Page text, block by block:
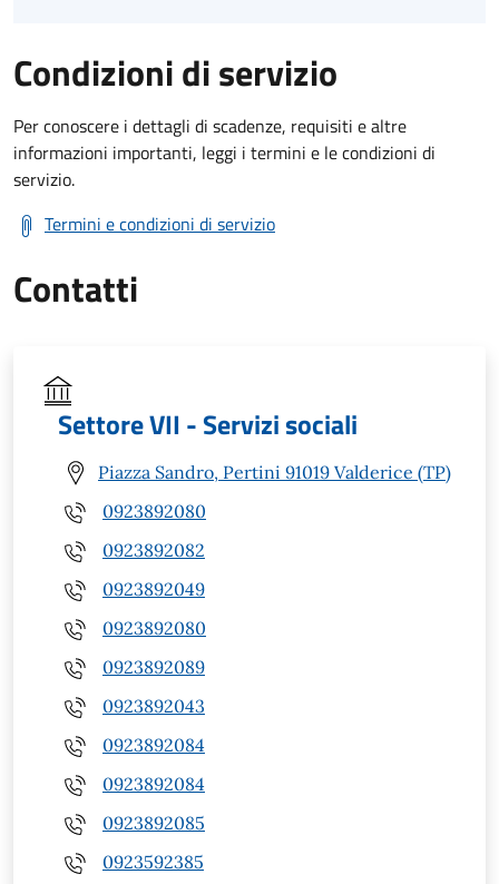
Condizioni di servizio
Per conoscere i dettagli di scadenze, requisiti e altre
informazioni importanti, leggi i termini e le condizioni di
servizio.
Termini e condizioni di servizio
Contatti
Settore VII - Servizi sociali
Piazza Sandro, Pertini 91019 Valderice (TP)
0923892080
0923892082
0923892049
0923892080
0923892089
0923892043
0923892084
0923892084
0923892085
0923592385